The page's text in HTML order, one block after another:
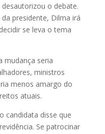
o debate.
presidente, Dilma irá
se leva o tema
mudança seria
ministros
menos amargo do
atuais.
candidata disse que
Se patrocinar